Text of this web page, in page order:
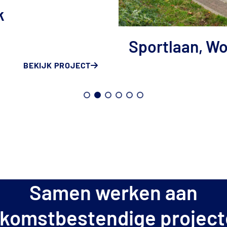
BEKIJK PROJECT
Sportlaan,
Samen werken aan